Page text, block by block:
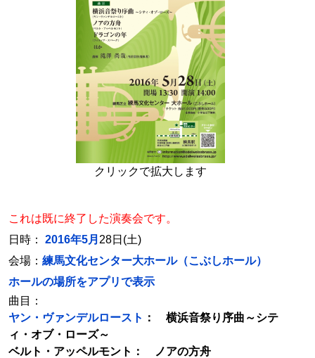
クリックで拡大します
これは既に終了した演奏会です。
日時： 2016年5月 28日(土)
会場： 練馬文化センター大ホール（こぶしホール）
ホールの場所をアプリで表示
曲目：
ヤン・ヴァンデルロースト ： 横浜音祭り序曲～シテ
ィ・オブ・ローズ～
ベルト・アッペルモント： ノアの方舟